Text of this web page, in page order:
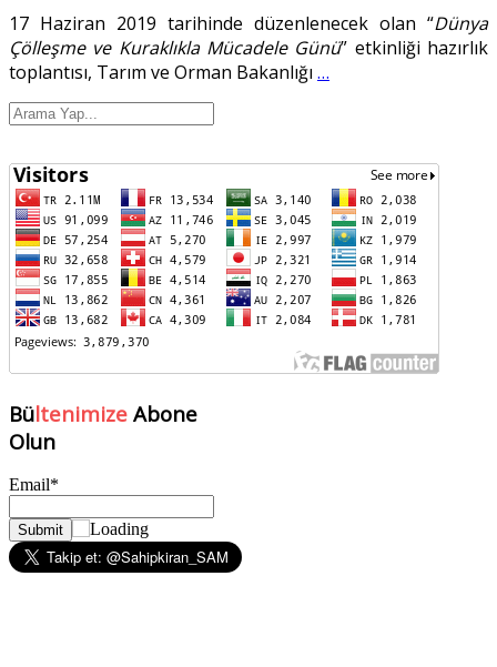
17 Haziran 2019 tarihinde düzenlenecek olan “Dünya
Çölleşme ve Kuraklıkla Mücadele Günü” etkinliği hazırlık
toplantısı, Tarım ve Orman Bakanlığı …
Bültenimize Abone
Olun
Email*